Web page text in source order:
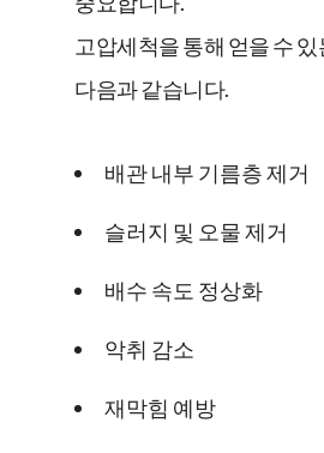
고압세척을 통해 얻을 수
다음과 같습니다.
배관 내부 기름층 제거
슬러지 및 오물 제거
배수 속도 정상화
악취 감소
재막힘 예방